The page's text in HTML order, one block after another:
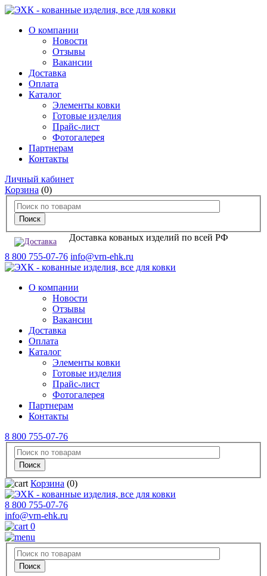
О компании
Новости
Отзывы
Вакансии
Доставка
Оплата
Каталог
Элементы ковки
Готовые изделия
Прайс-лист
Фотогалерея
Партнерам
Контакты
Личный кабинет
Корзина (0)
Доставка кованых изделий по всей РФ
8 800 755-07-76 info@vrn-ehk.ru
О компании
Новости
Отзывы
Вакансии
Доставка
Оплата
Каталог
Элементы ковки
Готовые изделия
Прайс-лист
Фотогалерея
Партнерам
Контакты
8 800 755-07-76
Корзина (0)
8 800 755-07-76
info@vrn-ehk.ru
0